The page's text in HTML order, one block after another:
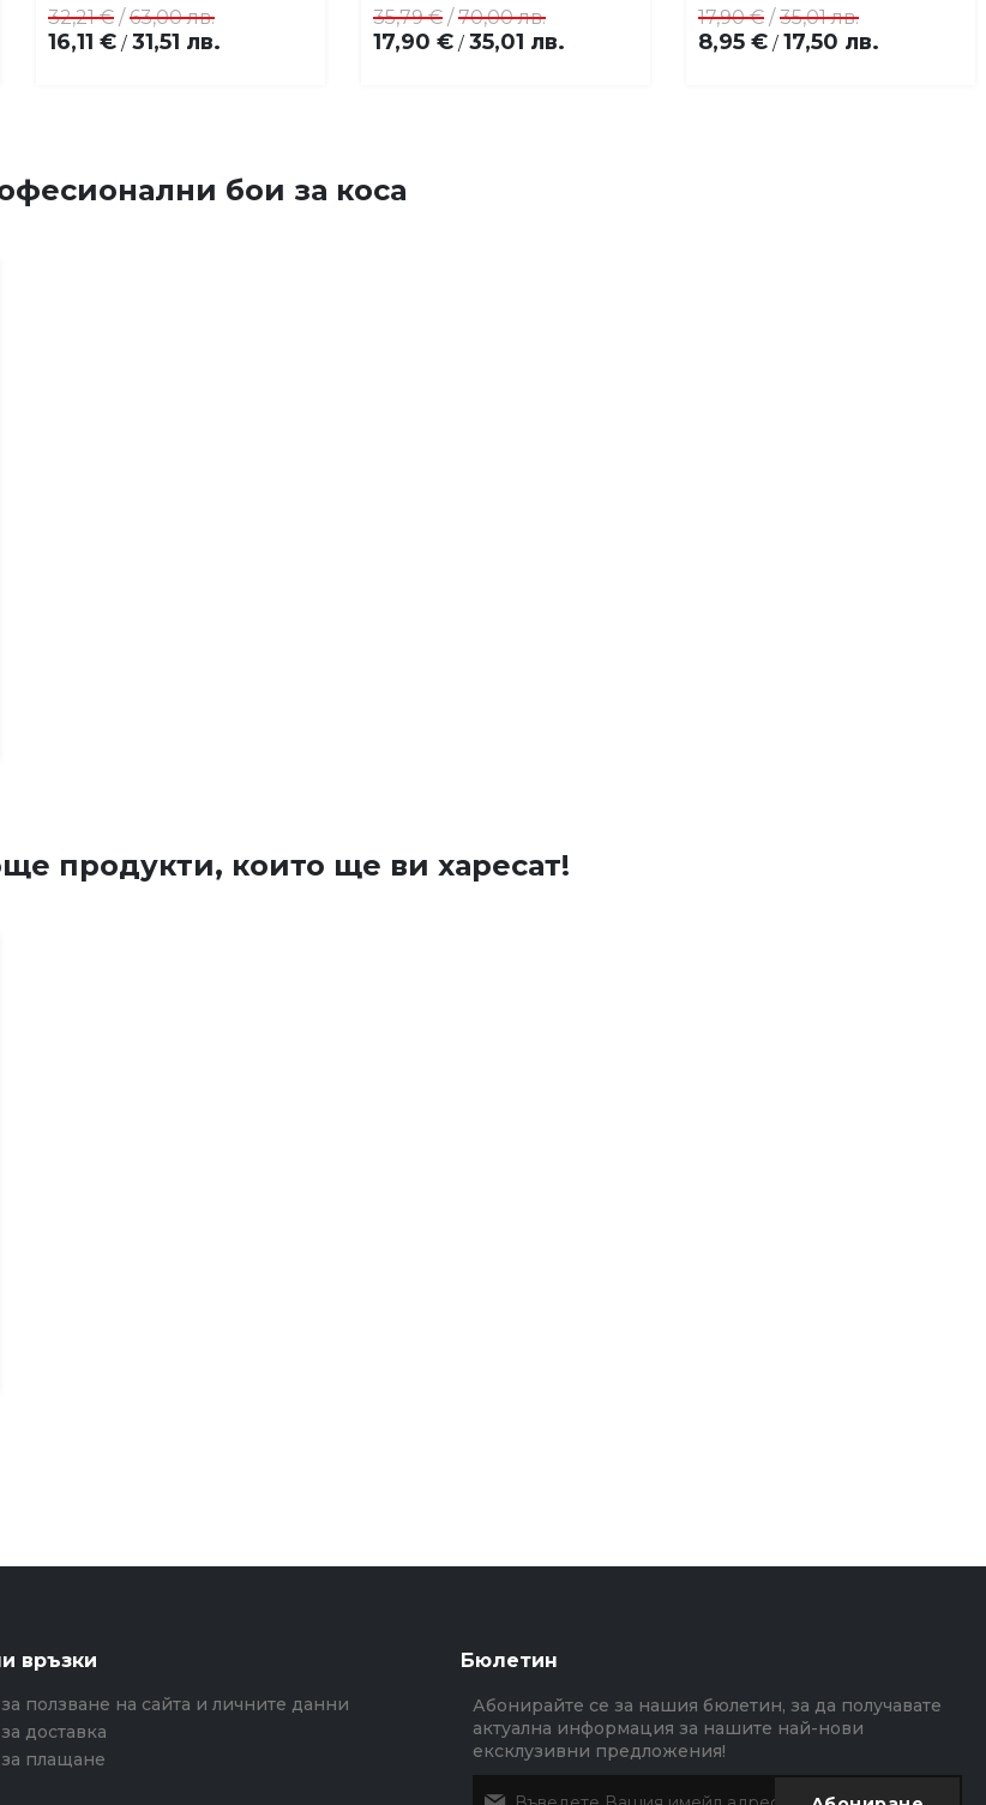
16,11 € / 31,51 лв.
32,21 € /63,00 лв.
17,90 € / 35,01 лв.
35,79 € /70,00 лв.
8,95 € / 17,50 лв.
17,90 € /35,01 лв.
бои за коса
продукти, които ще ви харесат!
връзки
ползване на сайта и личните данни
доставка
плащане
Бюлетин
Абонирайте се за нашия бюлетин, за да получавате
актуална информация за нашите най-нови
ексклузивни предложения!